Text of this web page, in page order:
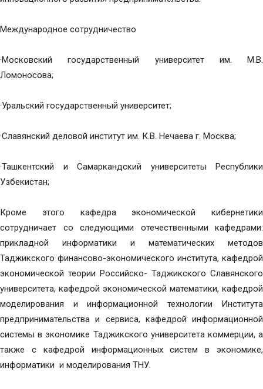
Международное сотрудничество
·Московский государственный университет им. М.В.
Ломоносова;
·Уральский государственный университет;
·Славянский деловой институт им. К.В. Нечаева г. Москва;
·Ташкентский и Самаркандский университеты Республики
Узбекистан;
Кроме этого кафедра экономической кибернетики
сотрудничает со следующими отечественными кафедрами:
прикладной информатики и математических методов
Таджикского финансово-экономического института, кафедрой
экономической теории Российско- Таджикского Славянского
университета, кафедрой экономической математики, кафедрой
моделирования и информационной технологии Института
предпринимательства и сервиса, кафедрой информационной
системы в экономике Таджикского университета коммерции, а
также с кафедрой информационных систем в экономике,
информатики и моделирования ТНУ.